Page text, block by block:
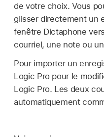
de votre choix. Vous
glisser directement un
fenêtre Dictaphone
courriel, une note ou
Pour importer un
Logic Pro pour le
Logic Pro. Les deux
automatiquement